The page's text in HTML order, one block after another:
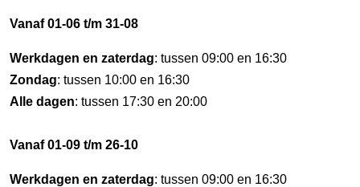
Vanaf 01-06 t/m 31-08
Werkdagen en zaterdag: tussen 09:00 en 16:30
Zondag: tussen 10:00 en 16:30
Alle dagen: tussen 17:30 en 20:00
Vanaf 01-09 t/m 26-10
Werkdagen en zaterdag: tussen 09:00 en 16:30